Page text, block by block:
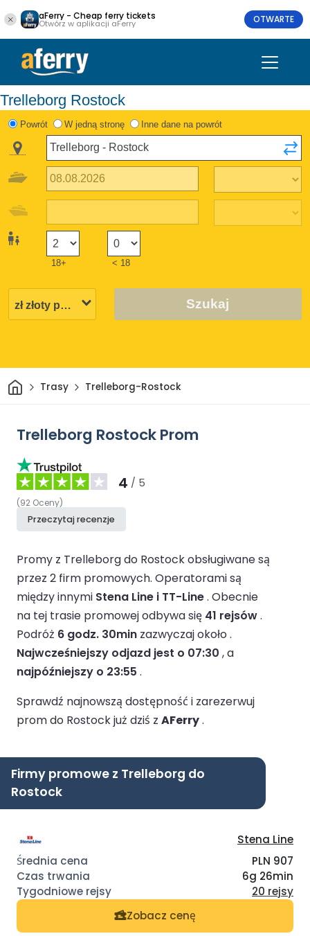
aFerry - Cheap ferry tickets
Otwórz w aplikacji aFerry OTWARTE
Trelleborg Rostock
Powrót W jedną stronę Inne dane na powrót
18+ < 18
Szukaj
DomTrasy Trelleborg-Rostock
Trelleborg Rostock Prom
4 / 5
(92 Oceny)
Przeczytaj recenzje
Promy z Trelleborg do Rostock obsługiwane są
przez 2 firm promowych. Operatorami są
między innymi Stena Line i TT-Line. Obecnie
na tej trasie promowej odbywa się 41 rejsów.
Podróż 6 godz. 30min zazwyczaj około .
Najwcześniejszy odjazd jest o 07:30 , a
najpóźniejszy o 23:55 .
Sprawdź najnowszą dostępność i zarezerwuj
prom do Rostock już dziś z AFerry.
Firmy promowe z Trelleborg do
Rostock
Stena Line
PLN 907
6g 26min
20 rejsy
Zobacz cenę